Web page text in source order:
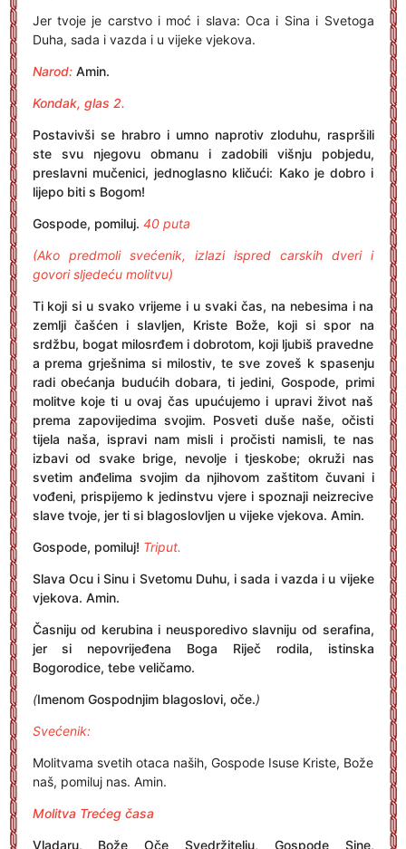
Jer tvoje je carstvo i moć i slava: Oca i Sina i Svetoga
Duha, sada i vazda i u vijeke vjekova.
Narod: Amin.
Kondak, glas 2.
Postavivši se hrabro i umno naprotiv zloduhu, raspršili
ste svu njegovu obmanu i zadobili višnju pobjedu,
preslavni mučenici, jednoglasno kličući: Kako je dobro i
lijepo biti s Bogom!
Gospode, pomiluj. 40 puta
(Ako predmoli svećenik, izlazi ispred carskih dveri i
govori sljedeću molitvu)
Ti koji si u svako vrijeme i u svaki čas, na nebesima i na
zemlji čašćen i slavljen, Kriste Bože, koji si spor na
srdžbu, bogat milosrđem i dobrotom, koji ljubiš pravedne
a prema grješnima si milostiv, te sve zoveš k spasenju
radi obećanja budućih dobara, ti jedini, Gospode, primi
molitve koje ti u ovaj čas upućujemo i upravi život naš
prema zapovijedima svojim. Posveti duše naše, očisti
tijela naša, ispravi nam misli i pročisti namisli, te nas
izbavi od svake brige, nevolje i tjeskobe; okruži nas
svetim anđelima svojim da njihovom zaštitom čuvani i
vođeni, prispijemo k jedinstvu vjere i spoznaji neizrecive
slave tvoje, jer ti si blagoslovljen u vijeke vjekova. Amin.
Gospode, pomiluj! Triput.
Slava Ocu i Sinu i Svetomu Duhu, i sada i vazda i u vijeke
vjekova. Amin.
Časniju od kerubina i neusporedivo slavniju od serafina,
jer si nepovrijeđena Boga Riječ rodila, istinska
Bogorodice, tebe veličamo.
(Imenom Gospodnjim blagoslovi, oče.)
Svećenik:
Molitvama svetih otaca naših, Gospode Isuse Kriste, Bože
naš, pomiluj nas. Amin.
Molitva Trećeg časa
Vladaru, Bože Oče Svedržitelju, Gospode Sine,